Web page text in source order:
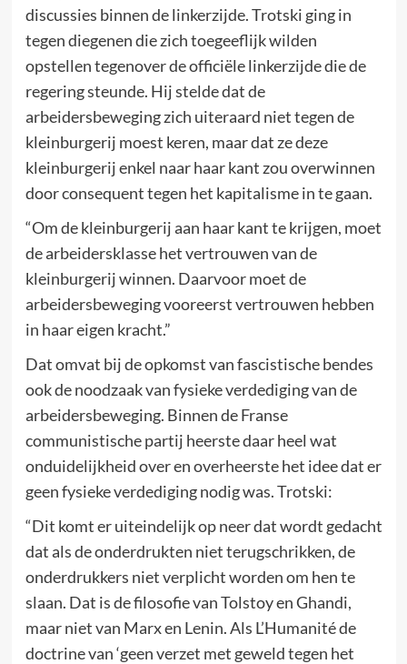
discussies binnen de linkerzijde. Trotski ging in
tegen diegenen die zich toegeeflijk wilden
opstellen tegenover de officiële linkerzijde die de
regering steunde. Hij stelde dat de
arbeidersbeweging zich uiteraard niet tegen de
kleinburgerij moest keren, maar dat ze deze
kleinburgerij enkel naar haar kant zou overwinnen
door consequent tegen het kapitalisme in te gaan.
“Om de kleinburgerij aan haar kant te krijgen, moet
de arbeidersklasse het vertrouwen van de
kleinburgerij winnen. Daarvoor moet de
arbeidersbeweging vooreerst vertrouwen hebben
in haar eigen kracht.”
Dat omvat bij de opkomst van fascistische bendes
ook de noodzaak van fysieke verdediging van de
arbeidersbeweging. Binnen de Franse
communistische partij heerste daar heel wat
onduidelijkheid over en overheerste het idee dat er
geen fysieke verdediging nodig was. Trotski:
“Dit komt er uiteindelijk op neer dat wordt gedacht
dat als de onderdrukten niet terugschrikken, de
onderdrukkers niet verplicht worden om hen te
slaan. Dat is de filosofie van Tolstoy en Ghandi,
maar niet van Marx en Lenin. Als L’Humanité de
doctrine van ‘geen verzet met geweld tegen het